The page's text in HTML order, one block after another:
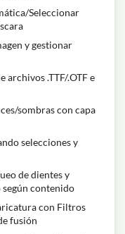
Seleccionar
y gestionar
archivos .TTF/.OTF e
sombras con capa
selecciones y
de dientes y
contenido
con Filtros
fusión